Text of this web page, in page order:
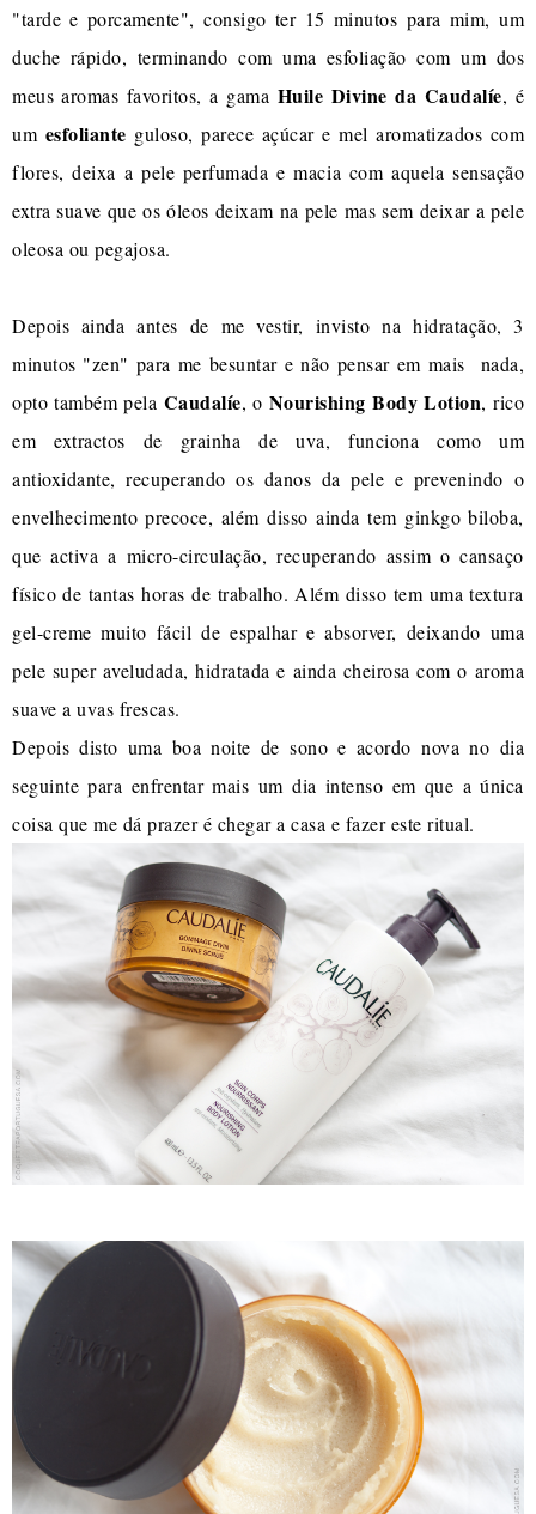
"tarde e porcamente", consigo ter 15 minutos para mim, um
duche rápido, terminando com uma esfoliação com um dos
meus aromas favoritos, a gama Huile Divine da Caudalíe, é
um esfoliante guloso, parece açúcar e mel aromatizados com
flores, deixa a pele perfumada e macia com aquela sensação
extra suave que os óleos deixam na pele mas sem deixar a pele
oleosa ou pegajosa.
Depois ainda antes de me vestir, invisto na hidratação, 3
minutos "zen" para me besuntar e não pensar em mais nada,
opto também pela Caudalíe, o Nourishing Body Lotion, rico
em extractos de grainha de uva, funciona como um
antioxidante, recuperando os danos da pele e prevenindo o
envelhecimento precoce, além disso ainda tem ginkgo biloba,
que activa a micro-circulação, recuperando assim o cansaço
físico de tantas horas de trabalho. Além disso tem uma textura
gel-creme muito fácil de espalhar e absorver, deixando uma
pele super aveludada, hidratada e ainda cheirosa com o aroma
suave a uvas frescas.
Depois disto uma boa noite de sono e acordo nova no dia
seguinte para enfrentar mais um dia intenso em que a única
coisa que me dá prazer é chegar a casa e fazer este ritual.